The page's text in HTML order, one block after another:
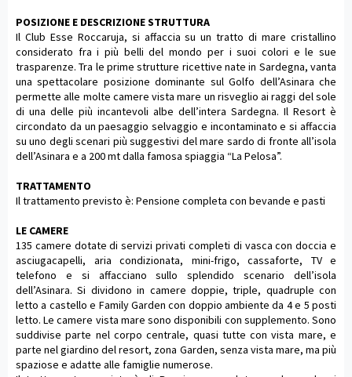
POSIZIONE E DESCRIZIONE STRUTTURA
Il Club Esse Roccaruja, si affaccia su un tratto di mare cristallino
considerato fra i più belli del mondo per i suoi colori e le sue
trasparenze. Tra le prime strutture ricettive nate in Sardegna, vanta
una spettacolare posizione dominante sul Golfo dell’Asinara che
permette alle molte camere vista mare un risveglio ai raggi del sole
di una delle più incantevoli albe dell’intera Sardegna. Il Resort è
circondato da un paesaggio selvaggio e incontaminato e si affaccia
su uno degli scenari più suggestivi del mare sardo di fronte all’isola
dell’Asinara e a 200 mt dalla famosa spiaggia “La Pelosa”.
TRATTAMENTO
Il trattamento previsto è: Pensione completa con bevande e pasti
LE CAMERE
135 camere dotate di servizi privati completi di vasca con doccia e
asciugacapelli, aria condizionata, mini-frigo, cassaforte, TV e
telefono e si affacciano sullo splendido scenario dell’isola
dell’Asinara. Si dividono in camere doppie, triple, quadruple con
letto a castello e Family Garden con doppio ambiente da 4 e 5 posti
letto. Le camere vista mare sono disponibili con supplemento. Sono
suddivise parte nel corpo centrale, quasi tutte con vista mare, e
parte nel giardino del resort, zona Garden, senza vista mare, ma più
spaziose e adatte alle famiglie numerose.